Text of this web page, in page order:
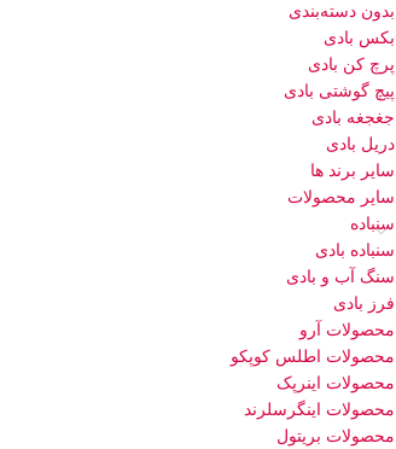
بدون دسته‌بندی
بکس بادی
پرچ کن بادی
پیچ گوشتی بادی
جغجغه بادی
دریل بادی
سایر برند ها
سایر محصولات
سنباده
سنباده بادی
سنگ آب و بادی
فرز بادی
محصولات آرو
محصولات اطلس کوپکو
محصولات اینرپک
محصولات اینگرسلرند
محصولات بریتول